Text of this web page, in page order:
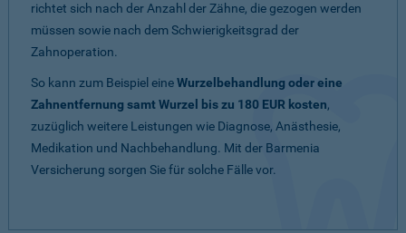
richtet sich nach der Anzahl der Zähne, die gezogen werden
müssen sowie nach dem Schwierigkeitsgrad der
Zahnoperation.
So kann zum Beispiel eineWurzelbehandlung oder eine
Zahnentfernung samt Wurzel bis zu 180 EUR kosten,
zuzüglich weitere Leistungen wie Diagnose, Anästhesie,
Medikation und Nachbehandlung. Mit der Barmenia
Versicherung sorgen Sie für solche Fälle vor.